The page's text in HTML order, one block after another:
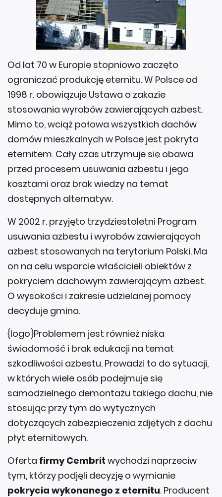
Od lat 70 w Europie stopniowo zaczęto
ograniczać produkcję eternitu. W Polsce od
1998 r. obowiązuje Ustawa o zakazie
stosowania wyrobów zawierających azbest.
Mimo to, wciąż połowa wszystkich dachów
domów mieszkalnych w Polsce jest pokryta
eternitem. Cały czas utrzymuje się obawa
przed procesem usuwania azbestu i jego
kosztami oraz brak wiedzy na temat
dostępnych alternatyw.
W 2002 r. przyjęto trzydziestoletni Program
usuwania azbestu i wyrobów zawierających
azbest stosowanych na terytorium Polski. Ma
on na celu wsparcie właścicieli obiektów z
pokryciem dachowym zawierającym azbest.
O wysokości i zakresie udzielanej pomocy
decyduje gmina.
{logo}Problemem jest również niska
świadomość i brak edukacji na temat
szkodliwości azbestu. Prowadzi to do sytuacji,
w których wiele osób podejmuje się
samodzielnego demontażu takiego dachu, nie
stosując przy tym do wytycznych
dotyczących zabezpieczenia zdjętych z dachu
płyt eternitowych.
Oferta firmy Cembrit wychodzi naprzeciw
tym, którzy podjęli decyzję o wymianie
pokrycia wykonanego z eternitu. Producent